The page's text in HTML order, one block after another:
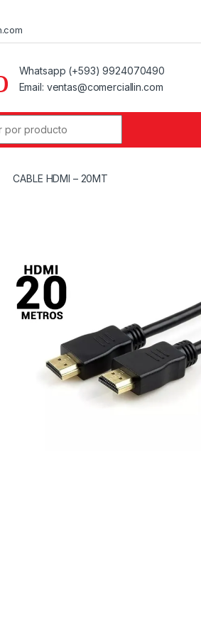
Whatsapp (+593) 9924070490
Email: ventas@comerciallin.com
CABLE HDMI – 20MT